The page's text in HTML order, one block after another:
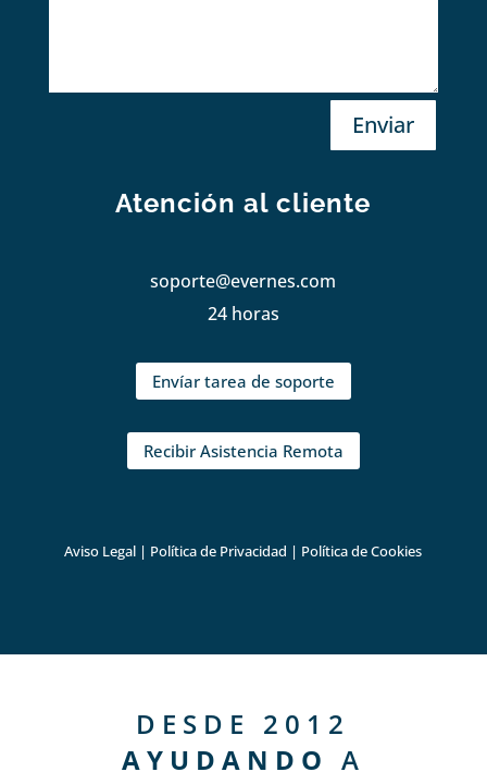
Enviar
Atención al cliente
soporte@evernes.com
24 horas
Envíar tarea de soporte
Recibir Asistencia Remota
Aviso Legal | Política de Privacidad | Política de Cookies
DESDE 2012
AYUDANDO A